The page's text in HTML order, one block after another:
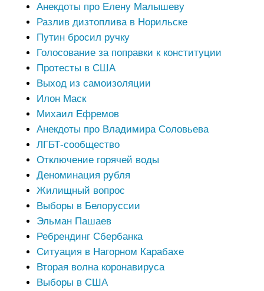
Анекдоты про Елену Малышеву
Разлив дизтоплива в Норильске
Путин бросил ручку
Голосование за поправки к конституции
Протесты в США
Выход из самоизоляции
Илон Маск
Михаил Ефремов
Анекдоты про Владимира Соловьева
ЛГБТ-сообщество
Отключение горячей воды
Деноминация рубля
Жилищный вопрос
Выборы в Белоруссии
Эльман Пашаев
Ребрендинг Сбербанка
Ситуация в Нагорном Карабахе
Вторая волна коронавируса
Выборы в США